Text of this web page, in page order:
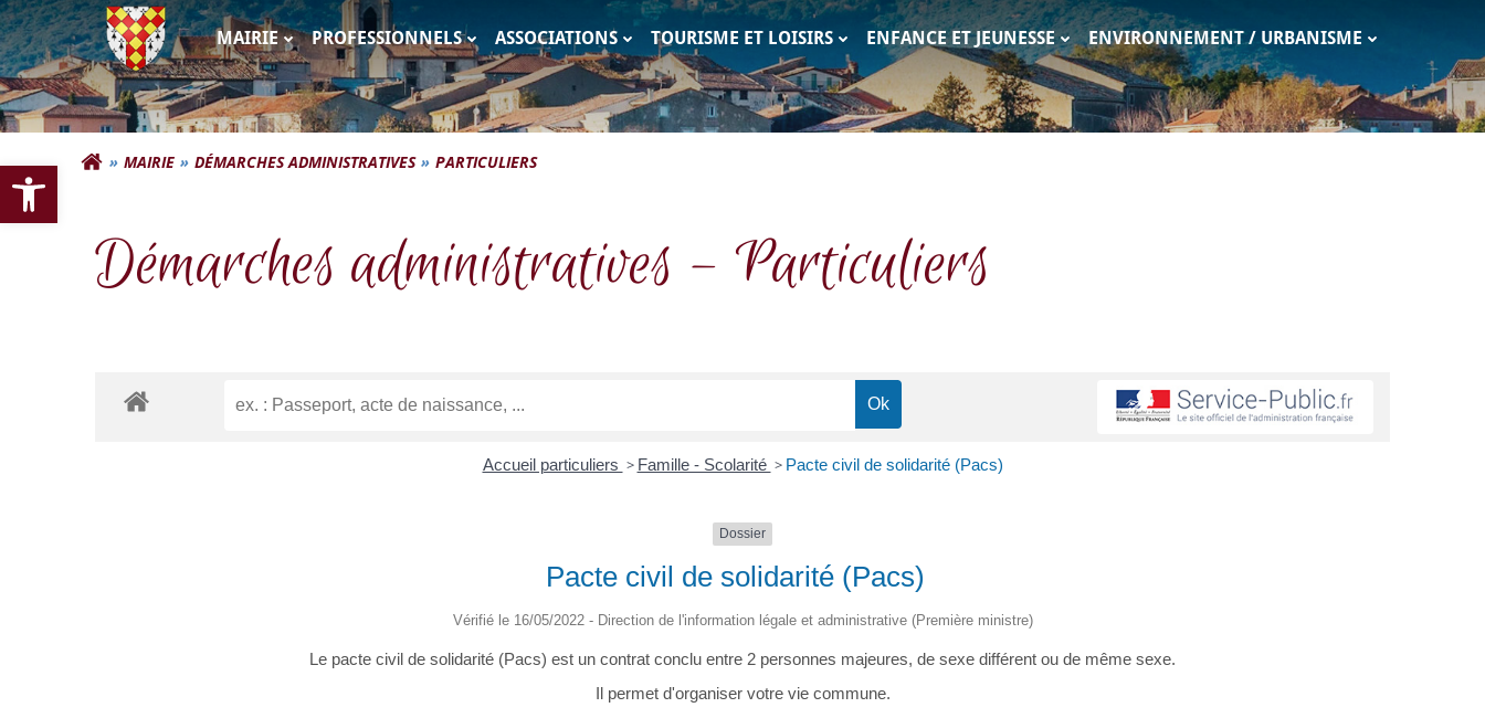
Ouvrir la barre d’outils
Aller
au
contenu
Commune d'Autignac
MAIRIE PROFESSIONNELS ASSOCIATIONS TOURISME ET LOISIRS ENFANCE ET JEUNESSE ENVIRONNEMENT / URBANISME
MAIRIE DÉMARCHES ADMINISTRATIVES PARTICULIERS
Démarches administratives – Particuliers
Accueil particuliers > Famille - Scolarité > Pacte civil de solidarité (Pacs)
Dossier
Pacte civil de solidarité (Pacs)
Vérifié le 16/05/2022 - Direction de l'information légale et administrative (Première ministre)
Le pacte civil de solidarité (Pacs) est un contrat conclu entre 2 personnes majeures, de sexe différent ou de même sexe.
Il permet d'organiser votre vie commune.